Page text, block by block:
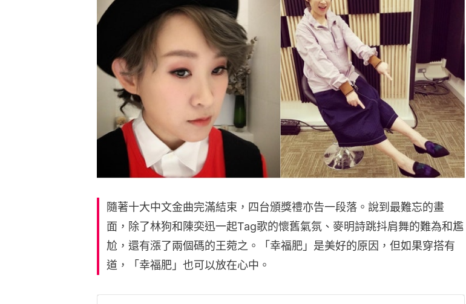
隨著十大中文金曲完滿結束，四台頒獎禮亦告一段落。說到最難忘的畫
面，除了林狗和陳奕迅一起Tag歌的懷舊氣氛、麥明詩跳抖肩舞的難為和尷
尬，還有漲了兩個碼的王菀之。「幸福肥」是美好的原因，但如果穿搭有
道，「幸福肥」也可以放在心中。